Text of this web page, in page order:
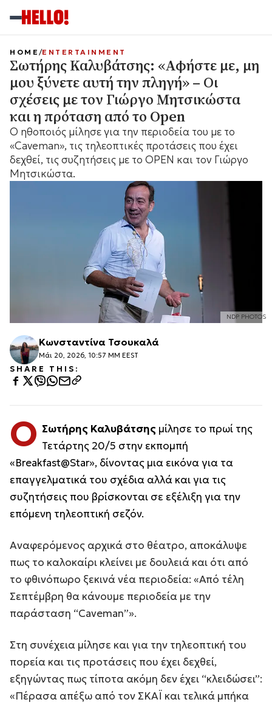
NDP PHOTOS
HOME ENTERTAINMENT
Σωτήρης Καλυβάτσης: «Αφήστε με, μη
μου ξύνετε αυτή την πληγή» – Οι
σχέσεις με τον Γιώργο Μητσικώστα
και η πρόταση από το Open
Ο ηθοποιός μίλησε για την περιοδεία του με το
«Caveman», τις τηλεοπτικές προτάσεις που έχει
δεχθεί, τις συζητήσεις με το OPEN και τον Γιώργο
Μητσικώστα.
Κωνσταντίνα Τσουκαλά
Μάι 20, 2026, 10:57 ΜΜ EEST
SHARE THIS:
Ο Σωτήρης Καλυβάτσης μίλησε το πρωί της
Τετάρτης 20/5 στην εκπομπή
«Breakfast@Star», δίνοντας μια εικόνα για τα
επαγγελματικά του σχέδια αλλά και για τις
συζητήσεις που βρίσκονται σε εξέλιξη για την
επόμενη τηλεοπτική σεζόν.
Αναφερόμενος αρχικά στο θέατρο, αποκάλυψε
πως το καλοκαίρι κλείνει με δουλειά και ότι από
το φθινόπωρο ξεκινά νέα περιοδεία: «Από τέλη
Σεπτέμβρη θα κάνουμε περιοδεία με την
παράσταση “Caveman”».
Στη συνέχεια μίλησε και για την τηλεοπτική του
πορεία και τις προτάσεις που έχει δεχθεί,
εξηγώντας πως τίποτα ακόμη δεν έχει “κλειδώσει”:
«Πέρασα απέξω από τον ΣΚΑΪ και τελικά μπήκα